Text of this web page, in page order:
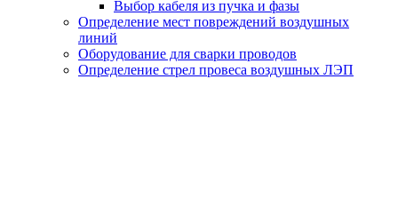
Выбор кабеля из пучка и фазы
Определение мест повреждений воздушных
линий
Оборудование для сварки проводов
Определение стрел провеса воздушных ЛЭП